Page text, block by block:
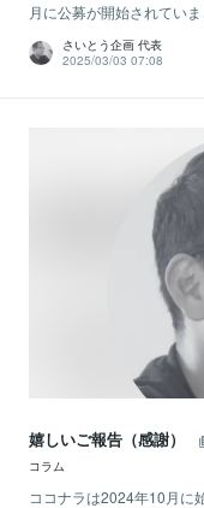
月に公募が開始されてい
さいとう企画 代表
2025/03/03 07:08
嬉しいご報告（感謝）
コラム
ココナラは2024年10月に